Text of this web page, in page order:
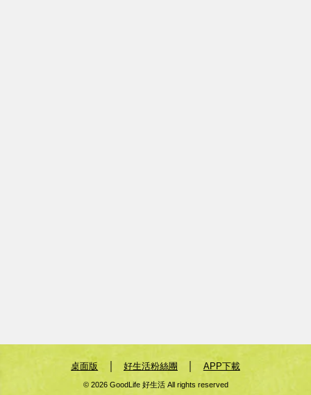
桌面版 好生活粉絲團 APP下載
© 2026 GoodLife 好生活 All rights reserved